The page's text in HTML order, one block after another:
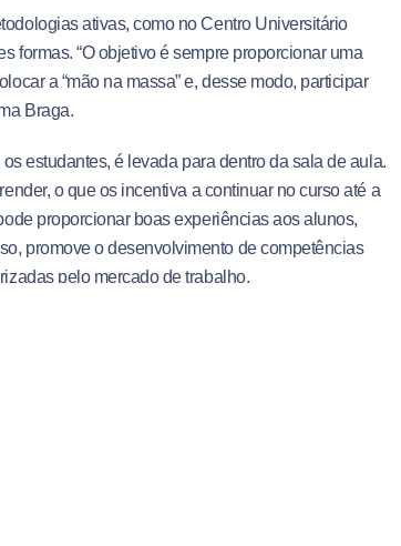
ativas, como no Centro Universitário
formas. “O objetivo é sempre proporcionar uma
a “mão na massa” e, desse modo, participar
Braga.
estudantes, é levada para dentro da sala de aula.
o que os incentiva a continuar no curso até a
proporcionar boas experiências aos alunos,
promove o desenvolvimento de competências
pelo mercado de trabalho.